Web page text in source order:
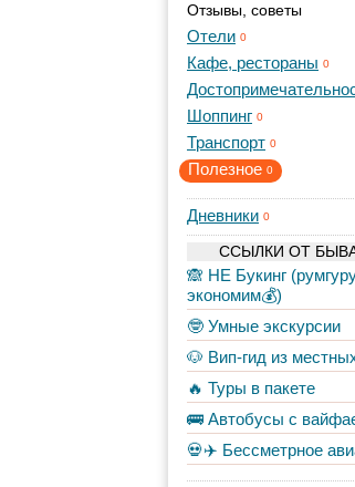
Отзывы, советы
Отели 0
Кафе, рестораны 0
Шоппинг 0
Транспорт 0
Полезное 0
Дневники 0
ССЫЛКИ ОТ
🙈 НЕ Букинг
экономим💰)
🤓 Умные экскурсии
🐶 Вип-гид из
🔥 Туры в пакете
🚌 Автобусы с
💀✈️ Бессметрное